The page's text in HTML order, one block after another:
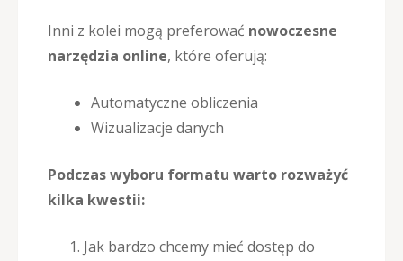
Inni z kolei mogą preferować nowoczesne
narzędzia online, które oferują:
Automatyczne obliczenia
Wizualizacje danych
Podczas wyboru formatu warto rozważyć
kilka kwestii:
Jak bardzo chcemy mieć dostęp do